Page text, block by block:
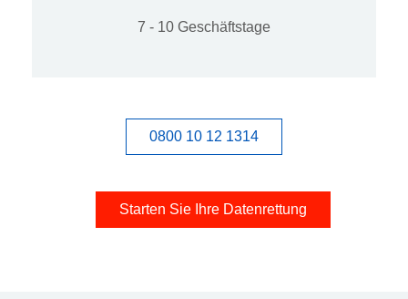
7 - 10 Geschäftstage
0800 10 12 1314
Starten Sie Ihre Datenrettung